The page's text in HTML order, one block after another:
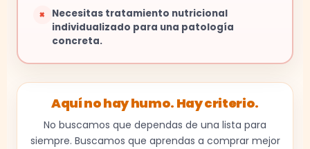
×
Necesitas tratamiento nutricional
individualizado para una patología
concreta.
Aquí no hay humo. Hay criterio.
No buscamos que dependas de una lista para
siempre. Buscamos que aprendas a comprar mejor